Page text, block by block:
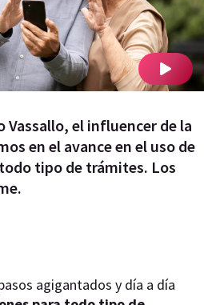
Vassallo, el influencer de la
en el avance en el uso de
tipo de trámites. Los
agigantados y día a día